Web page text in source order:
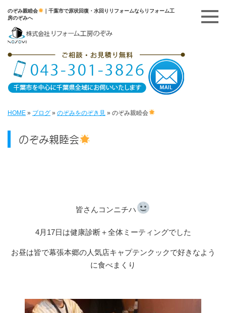
のぞみ親睦会
｜千葉市で原状回復・水回りリフォームならリフォーム工
房のぞみへ
HOME » ブログ » のぞみをのぞき見 » のぞみ親睦会
のぞみ親睦会
皆さんコンニチハ
4月17日は健康診断＋全体ミーティングでした
お昼は皆で幕張本郷の人気店キャプテンクックで好きなよう
に食べまくり